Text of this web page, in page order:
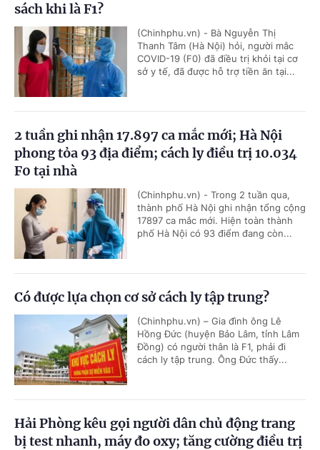
sách khi là F1?
(Chinhphu.vn) - Bà Nguyễn Thị
Thanh Tâm (Hà Nội) hỏi, người mắc
COVID-19 (F0) đã điều trị khỏi tại cơ
sở y tế, đã được hỗ trợ tiền ăn tại...
2 tuần ghi nhận 17.897 ca mắc mới; Hà Nội
phong tỏa 93 địa điểm; cách ly điều trị 10.034
F0 tại nhà
(Chinhphu.vn) - Trong 2 tuần qua,
thành phố Hà Nội ghi nhận tổng cộng
17897 ca mắc mới. Hiện toàn thành
phố Hà Nội có 93 điểm đang còn...
Có được lựa chọn cơ sở cách ly tập trung?
(Chinhphu.vn) – Gia đình ông Lê
Hồng Đức (huyện Bảo Lâm, tỉnh Lâm
Đồng) có người thân là F1, phải đi
cách ly tập trung. Ông Đức thấy...
Hải Phòng kêu gọi người dân chủ động trang
bị test nhanh, máy đo oxy; tăng cường điều trị